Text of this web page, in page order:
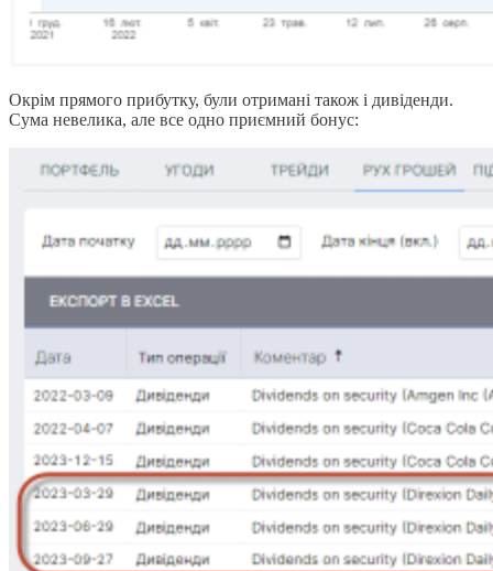
Окрім прямого прибутку, були отримані також і дивіденди.
Сума невелика, але все одно приємний бонус: